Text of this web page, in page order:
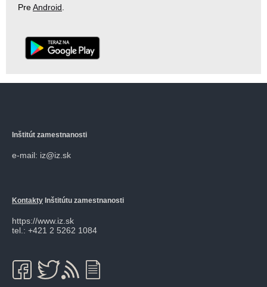
PreAndroid.
Inštitút zamestnanosti
e-mail: iz@iz.sk
Kontakty Inštitútu zamestnanosti
https://www.iz.sk
tel.: +421 2 5262 1084